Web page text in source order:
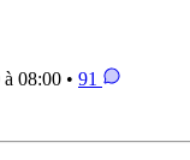
08:00 • 91